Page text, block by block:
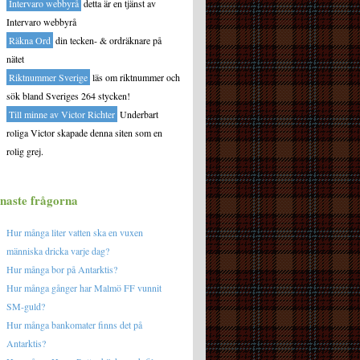
Intervaro webbyrå detta är en tjänst av
Intervaro webbyrå
Räkna Ord din tecken- & ordräknare på
nätet
Riktnummer Sverige läs om riktnummer och
sök bland Sveriges 264 stycken!
Till minne av Victor Richter Underbart
roliga Victor skapade denna siten som en
rolig grej.
frågorna
Hur många liter vatten ska en vuxen
människa dricka varje dag?
Hur många bor på Antarktis?
Hur många gånger har Malmö FF vunnit
SM-guld?
Hur många bankomater finns det på
Antarktis?